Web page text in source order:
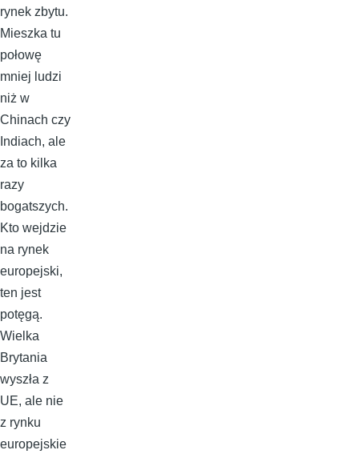
rynek zbytu.
Mieszka tu
połowę
mniej ludzi
niż w
Chinach czy
Indiach, ale
za to kilka
razy
bogatszych.
Kto wejdzie
na rynek
europejski,
ten jest
potęgą.
Wielka
Brytania
wyszła z
UE, ale nie
z rynku
europejskie